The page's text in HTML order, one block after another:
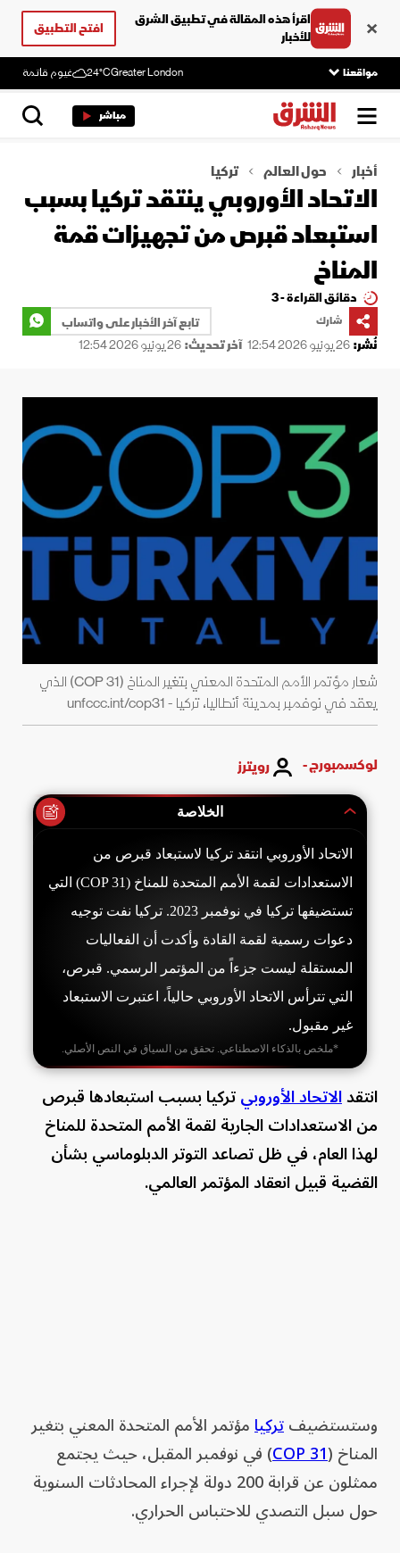
اقرأ هذه المقالة في تطبيق الشرق
للأخبار
افتح التطبيق
مواقعنا Greater London
24°C غيوم قاتمة
مباشر
أخبار حول العالم تركيا
الاتحاد الأوروبي ينتقد تركيا بسبب
استبعاد قبرص من تجهيزات قمة
المناخ
دقائق القراءة - 3
شارك
تابع آخر الأخبار على واتساب
نُشر:26 يونيو 2026 12:54 آخر تحديث:26 يونيو 2026 12:54
شعار مؤتمر الأمم المتحدة المعني ‌بتغير المناخ (COP 31) الذي
يعقد في نوفمبر بمدينة أنطاليا، تركيا - unfccc.int/cop31
لوكسمبورج - رويترز
الخلاصة
الاتحاد الأوروبي انتقد تركيا لاستبعاد قبرص من
الاستعدادات لقمة الأمم المتحدة للمناخ (COP 31) التي
تستضيفها تركيا في نوفمبر 2023. تركيا نفت توجيه
دعوات رسمية لقمة القادة وأكدت أن الفعاليات
المستقلة ليست جزءاً من المؤتمر الرسمي. قبرص،
التي تترأس الاتحاد الأوروبي حالياً، اعتبرت الاستبعاد
غير مقبول.
*ملخص بالذكاء الاصطناعي. تحقق من السياق في النص الأصلي.
انتقدالاتحاد الأوروبيتركيا بسبب استبعادها قبرص
من الاستعدادات الجارية لقمة الأمم المتحدة للمناخ
لهذا العام، في ظل تصاعد التوتر الدبلوماسي بشأن
القضية قبيل انعقاد المؤتمر العالمي.
وستستضيفتركيا⁠مؤتمر الأمم المتحدة المعني ‌بتغير
المناخ (COP 31) في نوفمبر المقبل، حيث يجتمع
ممثلون عن قرابة 200 دولة لإجراء المحادثات السنوية ​
حول سبل التصدي للاحتباس الحراري.